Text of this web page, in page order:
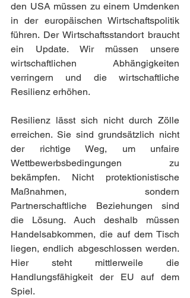
den USA müssen zu einem Umdenken
in der europäischen Wirtschaftspolitik
führen. Der Wirtschaftsstandort braucht
ein Update. Wir müssen unsere
wirtschaftlichen Abhängigkeiten
verringern und die wirtschaftliche
Resilienz erhöhen.
Resilienz lässt sich nicht durch Zölle
erreichen. Sie sind grundsätzlich nicht
der richtige Weg, um unfaire
Wettbewerbsbedingungen zu
bekämpfen. Nicht protektionistische
Maßnahmen, sondern
Partnerschaftliche Beziehungen sind
die Lösung. Auch deshalb müssen
Handelsabkommen, die auf dem Tisch
liegen, endlich abgeschlossen werden.
Hier steht mittlerweile die
Handlungsfähigkeit der EU auf dem
Spiel.